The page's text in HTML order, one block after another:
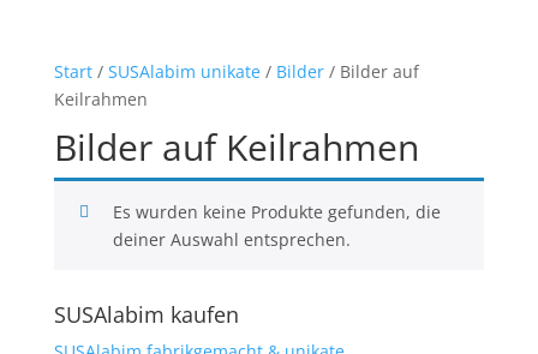
Start/ SUSAlabim unikate/ Bilder/ Bilder auf
Keilrahmen
Bilder auf Keilrahmen
Es wurden keine Produkte gefunden, die
deiner Auswahl entsprechen.
SUSAlabim kaufen